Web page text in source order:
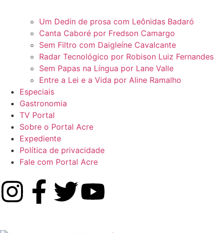
Um Dedin de prosa com Leônidas Badaró
Canta Caboré por Fredson Camargo
Sem Filtro com Daigleíne Cavalcante
Radar Tecnológico por Robison Luiz Fernandes
Sem Papas na Língua por Lane Valle
Entre a Lei e a Vida por Aline Ramalho
Especiais
Gastronomia
TV Portal
Sobre o Portal Acre
Expediente
Política de privacidade
Fale com Portal Acre